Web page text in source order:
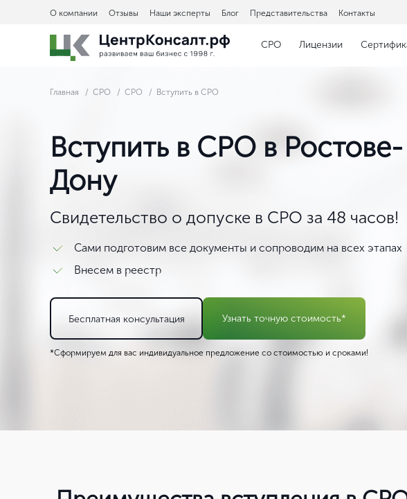
О компании Отзывы Наши эксперты Блог Представительства Контакты
СРО Лицензии
Главная СРО СРО Вступить в СРО
Вступить в СРО в
Дону
Свидетельство о допуске в СРО за 48 часов!
Сами подготовим все документы и сопроводим на всех этапах
Внесем в реестр
Бесплатная консультация Узнать точную стоимость*
*Сформируем для вас индивидуальное предложение со стоимостью и сроками!